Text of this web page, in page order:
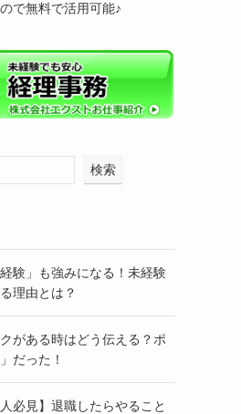
で無料で活用可能♪
検索
験」も強みになる！未経験
理由とは？
がある時はどう伝える？ポ
だった！
必見】退職したらやること